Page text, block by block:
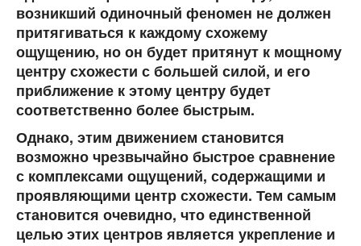
возникший одиночный феномен не должен
притягиваться к каждому схожему
ощущению, но он будет притянут к мощному
центру схожести с большей силой, и его
приближение к этому центру будет
соответственно более быстрым.
Однако, этим движением становится
возможно чрезвычайно быстрое сравнение
с комплексами ощущений, содержащими и
проявляющими центр схожести. Тем самым
становится очевидно, что единственной
целью этих центров является укрепление и